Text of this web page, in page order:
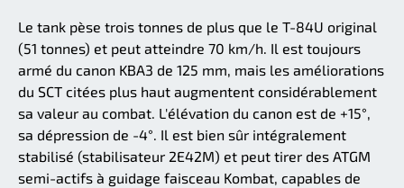
Le tank pèse trois tonnes de plus que le T-84U original
(51 tonnes) et peut atteindre 70 km/h. Il est toujours
armé du canon KBA3 de 125 mm, mais les améliorations
du SCT citées plus haut augmentent considérablement
sa valeur au combat. L'élévation du canon est de +15°,
sa dépression de -4°. Il est bien sûr intégralement
stabilisé (stabilisateur 2E42M) et peut tirer des ATGM
semi-actifs à guidage faisceau Kombat, capables de